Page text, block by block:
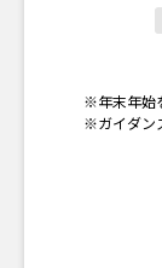
※年末年始
※ガイダン